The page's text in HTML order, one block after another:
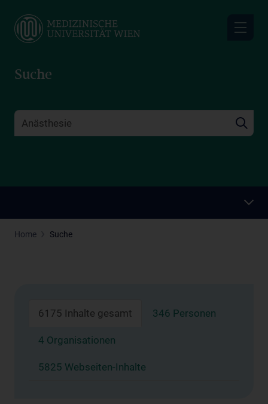
main
Suche
Home Suche
6175 Inhalte gesamt 346 Personen
4 Organisationen
5825 Webseiten-Inhalte